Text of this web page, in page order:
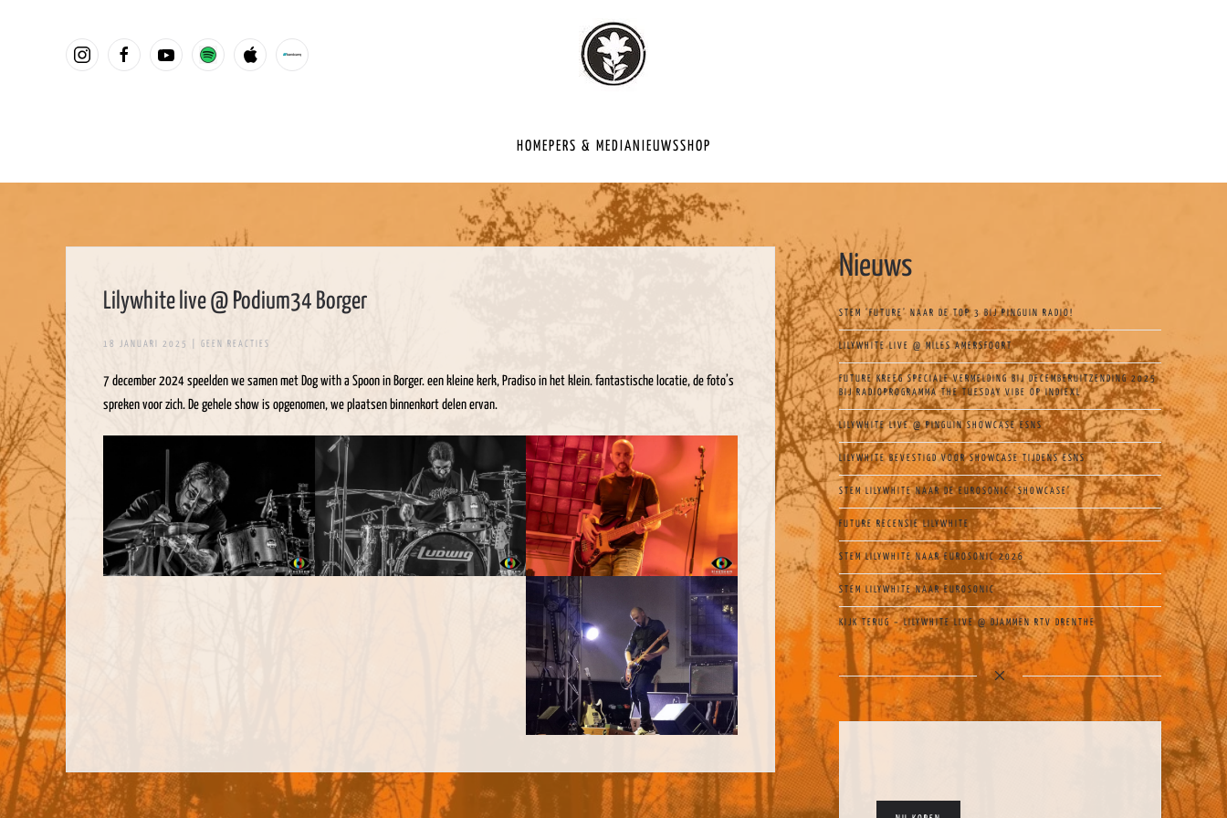
Overslaan en naar de inhoud gaan
HOME PERS & MEDIA NIEUWSSHOP
Lilywhite live @ Podium34 Borger
18 JANUARI 2025 GEEN REACTIES
@
BORGER
7 december 2024 speelden we samen met Dog with a Spoon in Borger. een kleine kerk, Pradiso in het klein. fantastische locatie, de foto’s
spreken voor zich. De gehele show is opgenomen, we plaatsen binnenkort delen ervan.
Nieuws
STEM ‘FUTURE’ NAAR DE TOP 3 BIJ PINGUIN RADIO!
LILYWHITE LIVE @ MILES AMERSFOORT
FUTURE KREEG SPECIALE VERMELDING BIJ DECEMBERUITZENDING 2025
BIJ RADIOPROGRAMMA THE TUESDAY VIBE OP INDIEXL
LILYWHITE LIVE @ PINGUIN SHOWCASE ESNS
LILYWHITE BEVESTIGD VOOR SHOWCASE TIJDENS ESNS
STEM LILYWHITE NAAR DE EUROSONIC `SHOWCASE’
FUTURE RECENSIE LILYWHITE
STEM LILYWHITE NAAR EUROSONIC 2026
STEM LILYWHITE NAAR EUROSONIC
KIJK TERUG – LILYWHITE LIVE @ DJAMMEN RTV DRENTHE